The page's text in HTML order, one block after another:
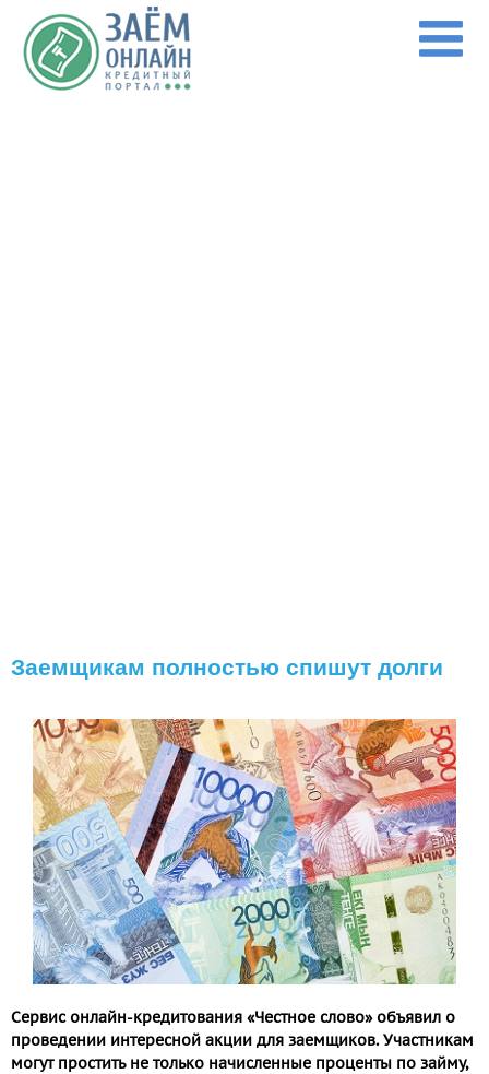
Перейти к основному содержанию
Заемщикам полностью спишут долги
Сервис онлайн-кредитования «Честное слово» объявил о
проведении интересной акции для заемщиков. Участникам
могут простить не только начисленные проценты по займу,